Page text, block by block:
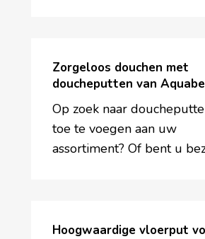
douchen
met
doucheputten
Aquaberg
Zorgeloos douchen met
doucheputten van
Op zoek naar
toe te voegen aan uw
assortiment? Of bent u
vloerput
Hoogwaardige vloerput